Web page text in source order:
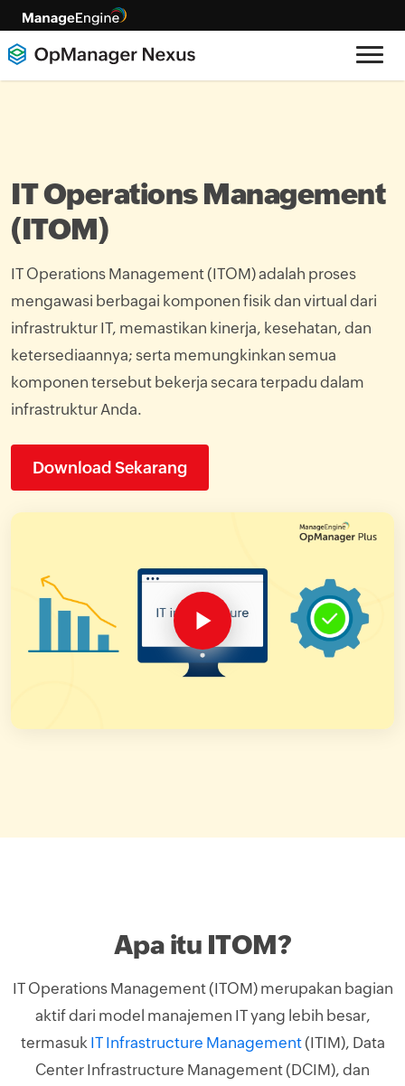
IT Operations Management
(ITOM)
IT Operations Management (ITOM) adalah proses
mengawasi berbagai komponen fisik dan virtual dari
infrastruktur IT, memastikan kinerja, kesehatan, dan
ketersediaannya; serta memungkinkan semua
komponen tersebut bekerja secara terpadu dalam
infrastruktur Anda.
Download Sekarang
Apa itu ITOM?
IT Operations Management (ITOM) merupakan bagian
aktif dari model manajemen IT yang lebih besar,
termasuk IT Infrastructure Management (ITIM), Data
Center Infrastructure Management (DCIM), dan